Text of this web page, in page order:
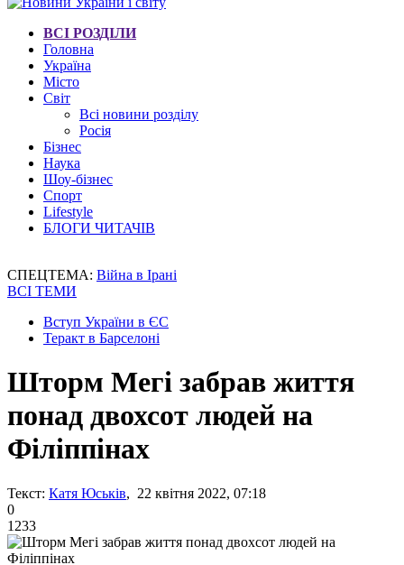
ВСІ РОЗДІЛИ
Головна
Україна
Місто
Світ
Всі новини розділу
Росія
Бізнес
Наука
Шоу-бізнес
Спорт
Lifestyle
БЛОГИ ЧИТАЧІВ
СПЕЦТЕМА: Війна в Ірані
ВСІ ТЕМИ
Вступ України в ЄС
Теракт в Барселоні
Шторм Мегі забрав життя
понад двохсот людей на
Філіппінах
Текст: Катя Юськів, 22 квітня 2022, 07:18
0
1233